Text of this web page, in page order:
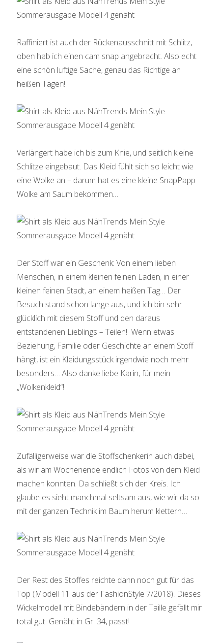
Raffiniert ist auch der Rückenausschnitt mit Schlitz,
oben hab ich einen cam snap angebracht. Also echt
eine schön luftige Sache, genau das Richtige an
heißen Tagen!
Verlängert habe ich bis zum Knie, und seitlich kleine
Schlitze eingebaut. Das Kleid fühlt sich so leicht wie
eine Wolke an – darum hat es eine kleine SnapPapp
Wolke am Saum bekommen…
Der Stoff war ein Geschenk: Von einem lieben
Menschen, in einem kleinen feinen Laden, in einer
kleinen feinen Stadt, an einem heißen Tag… Der
Besuch stand schon lange aus, und ich bin sehr
glücklich mit diesem Stoff und den daraus
entstandenen Lieblings – Teilen! Wenn etwas
Beziehung, Familie oder Geschichte an einem Stoff
hängt, ist ein Kleidungsstück irgendwie noch mehr
besonders… Also danke liebe Karin, für mein
„Wolkenkleid“!
Zufälligerweise war die Stoffschenkerin auch dabei,
als wir am Wochenende endlich Fotos von dem Kleid
machen konnten. Da schließt sich der Kreis. Ich
glaube es sieht manchmal seltsam aus, wie wir da so
mit der ganzen Technik im Baum herum klettern…
Der Rest des Stoffes reichte dann noch gut für das
Top (Modell 11 aus der FashionStyle 7/2018). Dieses
Wickelmodell mit Bindebändern in der Taille gefällt mir
total gut. Genäht in Gr. 34, passt!